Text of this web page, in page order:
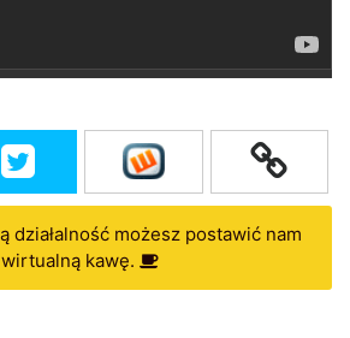
działalność możesz postawić nam
wirtualną kawę.